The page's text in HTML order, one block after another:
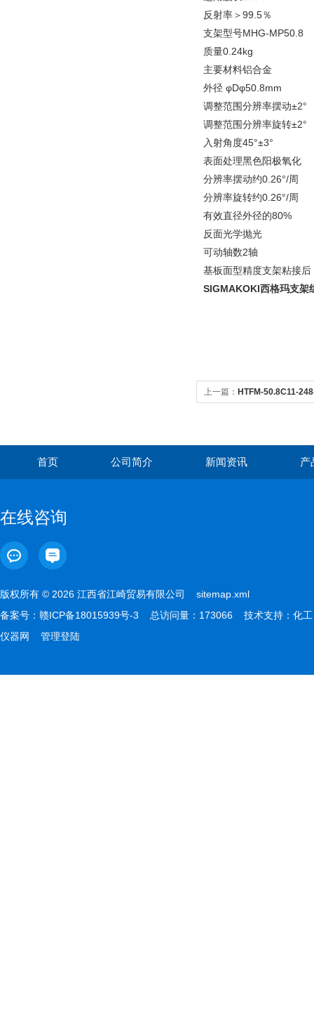
反射率＞99.5％
支架型号MHG-MP50.8
质量0.24kg
主要材料铝合金
外径 φDφ50.8mm
调整范围分辨率摆动±2°
调整范围分辨率旋转±2°
入射角度45°±3°
表面处理黑色阳极氧化
分辨率摆动约0.26°/周
分辨率旋转约0.26°/周
有效直径外径的80%
反面光学抛光
可动轴数2轴
基板面型精度支架粘接
SIGMAKOKI西格玛支架
上一篇： HTFM-50.8C11-
首页 公司简介 新闻资讯 产
在线咨询
版权所有 © 2026 江西省江崎贸易有限公司 sitemap.xml
备案号： 赣ICP备18015939号-3 总访问量：173066 技术支持： 化工
仪器网
管理登陆